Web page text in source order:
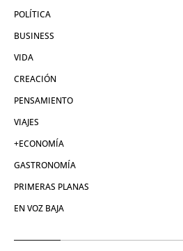
POLÍTICA
BUSINESS
VIDA
CREACIÓN
PENSAMIENTO
VIAJES
+ECONOMÍA
GASTRONOMÍA
PRIMERAS PLANAS
EN VOZ BAJA